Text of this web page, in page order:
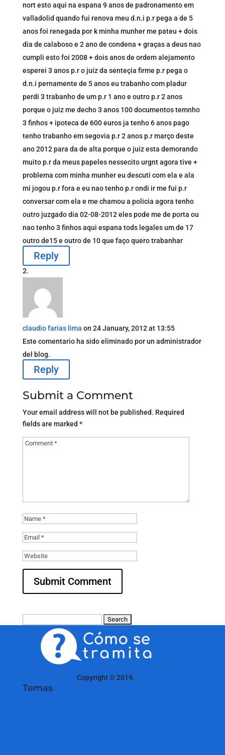
nort esto aqui na espana 9 anos de padronamento em
valladolid quando fui renova meu d.n.i p.r pega a de 5
anos foi renegada por k minha munher me pateu + dois
dia de calaboso e 2 ano de condena + graças a deus nao
cumpli esto foi 2008 + dois anos de ordem alejamento
esperei 3 anos p.r o juiz da senteçia firme p.r pega o
d.n.i pernamente de 5 anos eu trabanho com pladur
perdi 3 trabanho de um p.r 1 ano e outro p.r 2 anos
porque o juiz me decho 3 anos 100 documentos temnho
3 finhos + ipoteca de 600 euros ja tenho 6 anos pago
tenho trabanho em segovia p.r 2 anos p.r março deste
ano 2012 para da de alta porque o juiz esta demorando
muito p.r da meus papeles nessecito urgnt agora tive +
problema com minha munher eu descuti com ela e ala
mi jogou p.r fora e eu nao tenho p.r ondi ir me fui p.r
conversar com ela e me chamou a policia agora tenho
outro juzgado dia 02-08-2012 eles pode me de porta ou
nao tenho 3 finhos aqui espana tods legales um de 17
outro de15 e outro de 10 que faço quero trabanhar
Reply
claudio farias lima on 24 January, 2012 at 13:55
Este comentario ha sido eliminado por un administrador
del blog.
Reply
Submit a Comment
Your email address will not be published. Required
fields are marked *
Copyright © 2019.
Temas